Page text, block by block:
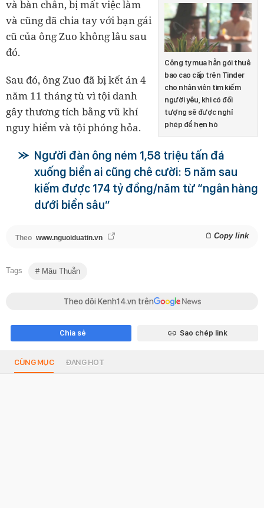
Công ty mua hẳn gói thuê
bao cao cấp trên Tinder
cho nhân viên tìm kiếm
người yêu, khi có đối
tượng sẽ được nghỉ
phép để hẹn hò
và bàn chân, bị mất việc làm
và cũng đã chia tay với bạn gái
cũ của ông Zuo không lâu sau
đó.
Sau đó, ông Zuo đã bị kết án 4
năm 11 tháng tù vì tội danh
gây thương tích bằng vũ khí
nguy hiểm và tội phóng hỏa.
Người đàn ông ném 1,58 triệu tấn đá
xuống biển ai cũng chê cười: 5 năm sau
kiếm được 174 tỷ đồng/năm từ “ngân hàng
dưới biển sâu”
Theo www.nguoiduatin.vn Copy link
Tags Mâu Thuẫn
Theo dõi Kenh14.vn trên
Chia sẻ Sao chép link
CÙNG MỤC ĐANG HOT